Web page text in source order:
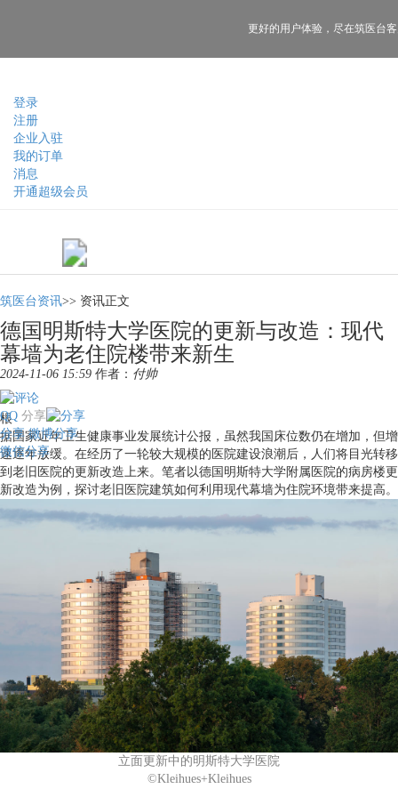
登录
注册
企业入驻
我的订单
消息
开通超级会员
更好的用户体验， 尽在筑医台
筑医台资讯>> 资讯正文
德国明斯特大学医院的更新与改造：现代
幕墙为老住院楼带来新生
2024-11-06 15:59 作者： 付帅
分享
QQ
分享 微博分享
微信分享
​根
据国家近年卫生健康事业发展统计公报，虽然我国床位数仍在增加，但增
速逐年放缓。在经历了一轮较大规模的医院建设浪潮后，人们将目光转移
到老旧医院的更新改造上来。笔者以德国明斯特大学附属医院的病房楼更
新改造为例，探讨老旧医院建筑如何利用现代幕墙为住院环境带来提高。
立面更新中的明斯特大学医院
©Kleihues+Kleihues